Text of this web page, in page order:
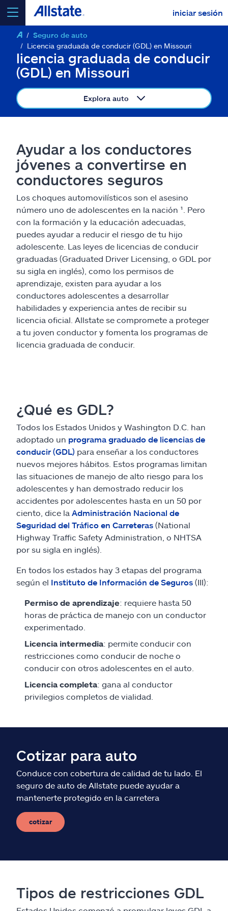
iniciar sesión
seleccionar un producto paracotizar
Select a Product
Seguros y más
Recursos
Reclamos
Asistencia y apoyo
Buscar agente
Explore Allstate
Ashburn, VA 20146
Seguro de auto
Licencia graduada de conducir (GDL) en Missouri
licencia graduada de conducir
(GDL) en Missouri
Explora auto
Ayudar a los conductores
jóvenes a convertirse en
conductores seguros
Los choques automovilísticos son el asesino
número uno de adolescentes en la nación ¹. Pero
con la formación y la educación adecuadas,
puedes ayudar a reducir el riesgo de tu hijo
adolescente. Las leyes de licencias de conducir
graduadas (Graduated Driver Licensing, o GDL por
su sigla en inglés), como los permisos de
aprendizaje, existen para ayudar a los
conductores adolescentes a desarrollar
habilidades y experiencia antes de recibir su
licencia oficial. Allstate se compromete a proteger
a tu joven conductor y fomenta los programas de
licencia graduada de conducir.
¿Qué es GDL?
Todos los Estados Unidos y Washington D.C. han
adoptado un programa graduado de licencias de
conducir (GDL) para enseñar a los conductores
nuevos mejores hábitos. Estos programas limitan
las situaciones de manejo de alto riesgo para los
adolescentes y han demostrado reducir los
accidentes por adolescentes hasta en un 50 por
ciento, dice la Administración Nacional de
Seguridad del Tráfico en Carreteras (National
Highway Traffic Safety Administration, o NHTSA
por su sigla en inglés).
En todos los estados hay 3 etapas del programa
según el Instituto de Información de Seguros (III):
Permiso de aprendizaje: requiere hasta 50
horas de práctica de manejo con un conductor
experimentado.
Licencia intermedia: permite conducir con
restricciones como conducir de noche o
conducir con otros adolescentes en el auto.
Licencia completa: gana al conductor
privilegios completos de vialidad.
Cotizar para auto
Conduce con cobertura de calidad de tu lado. El
seguro de auto de Allstate puede ayudar a
mantenerte protegido en la carretera
cotizar
Tipos de restricciones GDL